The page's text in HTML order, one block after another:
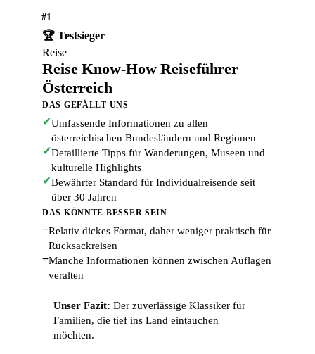
#1
🏆 Testsieger
Reise
Reise Know-How Reiseführer
Österreich
DAS GEFÄLLT UNS
✓Umfassende Informationen zu allen
österreichischen Bundesländern und Regionen
✓Detaillierte Tipps für Wanderungen, Museen und
kulturelle Highlights
✓Bewährter Standard für Individualreisende seit
über 30 Jahren
DAS KÖNNTE BESSER SEIN
−Relativ dickes Format, daher weniger praktisch für
Rucksackreisen
−Manche Informationen können zwischen Auflagen
veralten
Unser Fazit: Der zuverlässige Klassiker für
Familien, die tief ins Land eintauchen
möchten.